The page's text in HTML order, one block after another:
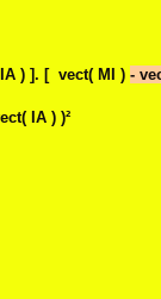
) ]. [ vect( MI ) -
IA ) )²